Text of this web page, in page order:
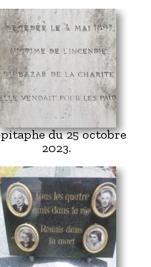
du 25 octobre
2023.